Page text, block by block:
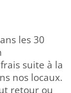
les 30
suite à la
nos locaux.
retour ou